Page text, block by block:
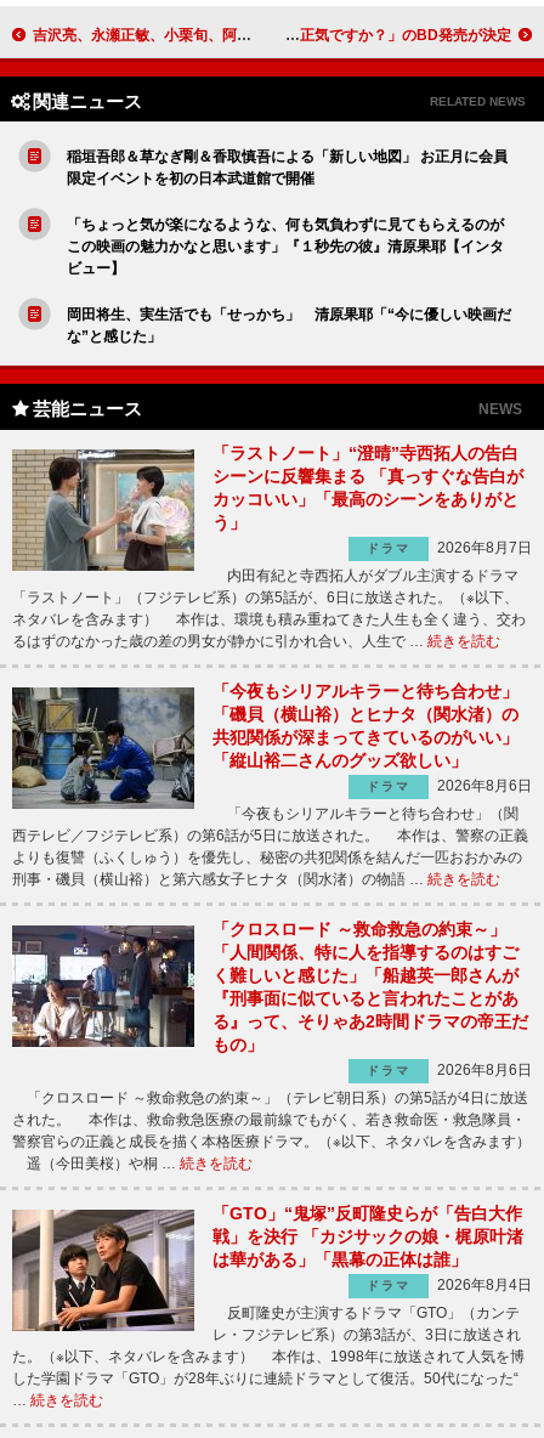
吉沢亮、永瀬正敏、小栗旬、阿部進之介が主演 漫画家・土田世紀の未完の絶筆作品『かぞく』が実写化 Ｗ主演の岡本玲＆長妻怜央「本当にうれしいです」 ドラマ「その結婚、正気ですか？」のBD発売が決定
関連ニュース RELATED NEWS
稲垣吾郎＆草なぎ剛＆香取慎吾による「新しい地図」 お正月に会員
限定イベントを初の日本武道館で開催
「ちょっと気が楽になるような、何も気負わずに見てもらえるのが
この映画の魅力かなと思います」『１秒先の彼』清原果耶【インタ
ビュー】
岡田将生、実生活でも「せっかち」 清原果耶「“今に優しい映画だ
な”と感じた」
芸能ニュース NEWS
「ラストノート」“澄晴”寺西拓人の告白
シーンに反響集まる 「真っすぐな告白が
カッコいい」「最高のシーンをありがと
う」
ドラマ
2026年8月7日
内田有紀と寺西拓人がダブル主演するドラマ
「ラストノート」（フジテレビ系）の第5話が、6日に放送された。（※以下、
ネタバレを含みます） 本作は、環境も積み重ねてきた人生も全く違う、交わ
るはずのなかった歳の差の男女が静かに引かれ合い、人生で … 続きを読む
「今夜もシリアルキラーと待ち合わせ」
「磯貝（横山裕）とヒナタ（関水渚）の
共犯関係が深まってきているのがいい」
「縦山裕二さんのグッズ欲しい」
ドラマ
2026年8月6日
「今夜もシリアルキラーと待ち合わせ」（関
西テレビ／フジテレビ系）の第6話が5日に放送された。 本作は、警察の正義
よりも復讐（ふくしゅう）を優先し、秘密の共犯関係を結んだ一匹おおかみの
刑事・磯貝（横山裕）と第六感女子ヒナタ（関水渚）の物語 … 続きを読む
「クロスロード ～救命救急の約束～」
「人間関係、特に人を指導するのはすご
く難しいと感じた」「船越英一郎さんが
『刑事面に似ていると言われたことがあ
る』って、そりゃあ2時間ドラマの帝王だ
もの」
ドラマ
2026年8月6日
「クロスロード ～救命救急の約束～」（テレビ朝日系）の第5話が4日に放送
された。 本作は、救命救急医療の最前線でもがく、若き救命医・救急隊員・
警察官らの正義と成長を描く本格医療ドラマ。（※以下、ネタバレを含みます）
遥（今田美桜）や桐 … 続きを読む
「GTO」“鬼塚”反町隆史らが「告白大作
戦」を決行 「カジサックの娘・梶原叶渚
は華がある」「黒幕の正体は誰」
ドラマ
2026年8月4日
反町隆史が主演するドラマ「GTO」（カンテ
レ・フジテレビ系）の第3話が、3日に放送され
た。（※以下、ネタバレを含みます） 本作は、1998年に放送されて人気を博
した学園ドラマ「GTO」が28年ぶりに連続ドラマとして復活。50代になった“
続きを読む